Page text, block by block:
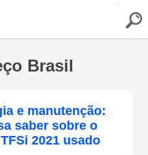
Brasil
e manutenção:
saber sobre o
2021 usado